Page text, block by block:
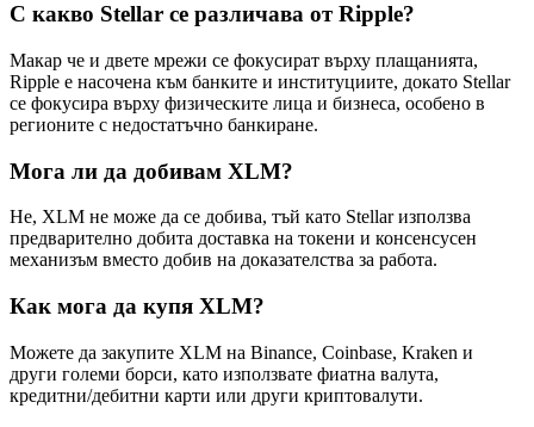
С какво Stellar се различава от Ripple?
Макар че и двете мрежи се фокусират върху плащанията,
Ripple е насочена към банките и институциите, докато Stellar
се фокусира върху физическите лица и бизнеса, особено в
регионите с недостатъчно банкиране.
Мога ли да добивам XLM?
Не, XLM не може да се добива, тъй като Stellar използва
предварително добита доставка на токени и консенсусен
механизъм вместо добив на доказателства за работа.
Как мога да купя XLM?
Можете да закупите XLM на Binance, Coinbase, Kraken и
други големи борси, като използвате фиатна валута,
кредитни/дебитни карти или други криптовалути.